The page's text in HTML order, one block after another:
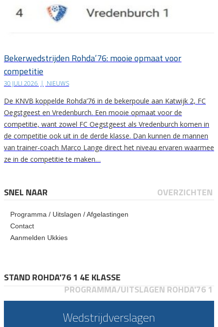
Bekerwedstrijden Rohda’76: mooie opmaat voor
competitie
30 JULI 2026 | NIEUWS
De KNVB koppelde Rohda’76 in de bekerpoule aan Katwijk 2, FC
Oegstgeest en Vredenburch. Een mooie opmaat voor de
competitie, want zowel FC Oegstgeest als Vredenburch komen in
de competitie ook uit in de derde klasse. Dan kunnen de mannen
van trainer-coach Marco Lange direct het niveau ervaren waarmee
ze in de competitie te maken…
SNEL NAAR OVERZICHTEN
Programma / Uitslagen / Afgelastingen
Contact
Aanmelden Ukkies
STAND ROHDA'76 1 4E KLASSE
PROGRAMMA/UITSLAGEN ROHDA'76 1
Wedstrijdverslagen